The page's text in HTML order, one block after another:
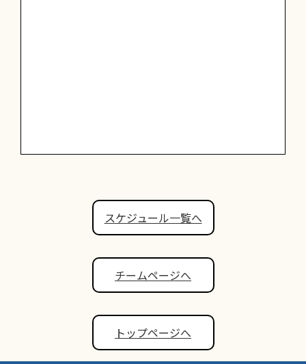
スケジュール一覧へ
チームページへ
トップページへ